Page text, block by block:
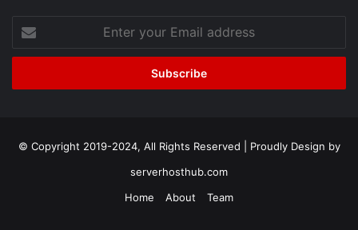
your
Email
© Copyright 2019-2024, All Rights Reserved | Proudly Design by
serverhosthub.com
Home
About Team